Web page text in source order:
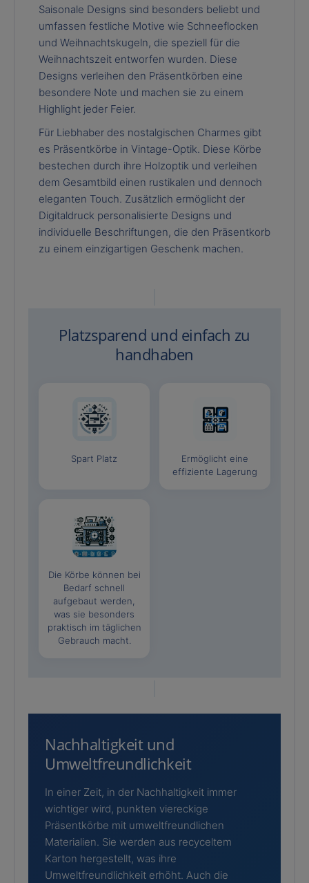
Saisonale Designs sind besonders beliebt und
umfassen festliche Motive wie Schneeflocken
und Weihnachtskugeln, die speziell für die
Weihnachtszeit entworfen wurden. Diese
Designs verleihen den Präsentkörben eine
besondere Note und machen sie zu einem
Highlight jeder Feier.
Für Liebhaber des nostalgischen Charmes gibt
es Präsentkörbe in Vintage-Optik. Diese Körbe
bestechen durch ihre Holzoptik und verleihen
dem Gesamtbild einen rustikalen und dennoch
eleganten Touch. Zusätzlich ermöglicht der
Digitaldruck personalisierte Designs und
individuelle Beschriftungen, die den Präsentkorb
zu einem einzigartigen Geschenk machen.
Platzsparend und einfach zu
handhaben
Spart Platz
Ermöglicht eine
effiziente Lagerung
Die Körbe können bei
Bedarf schnell
aufgebaut werden,
was sie besonders
praktisch im täglichen
Gebrauch macht.
Nachhaltigkeit und
Umweltfreundlichkeit
In einer Zeit, in der Nachhaltigkeit immer
wichtiger wird, punkten viereckige
Präsentkörbe mit umweltfreundlichen
Materialien. Sie werden aus recyceltem
Karton hergestellt, was ihre
Umweltfreundlichkeit erhöht. Auch die